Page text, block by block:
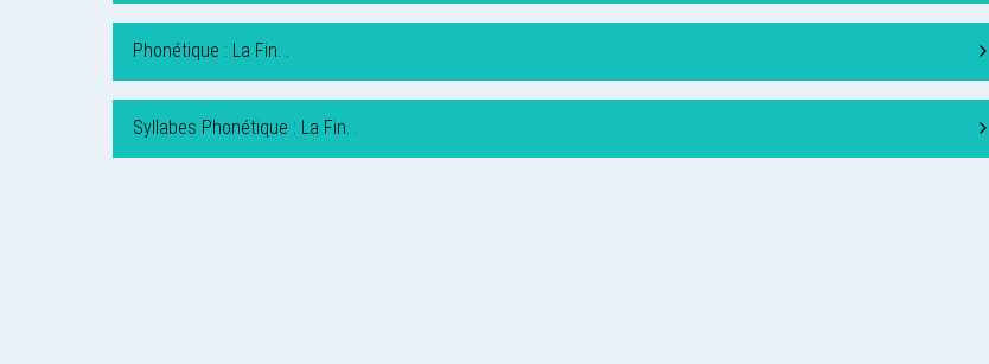
Phonétique : La Fin. .
Syllabes Phonétique : La Fin. .